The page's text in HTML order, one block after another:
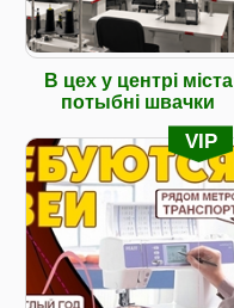
В цех у центрі міста
потыбні швачки
VIP